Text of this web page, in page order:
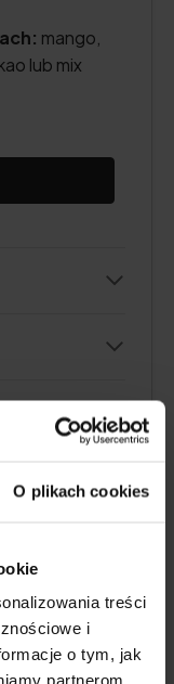
O plikach cookies
treści
i
o tym, jak
partnerom
mango,
lub mix
10 000